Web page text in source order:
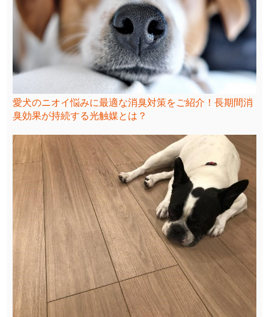
愛犬のニオイ悩みに最適な消臭対策をご紹介！長期間消
臭効果が持続する光触媒とは？